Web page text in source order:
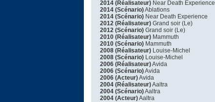
2014 (Réalisateur) Near Death Experience
2014 (Scénario)Ablations
2014 (Scénario) Near Death Experience
2012 (Réalisateur) Grand soir (Le)
2012 (Scénario) Grand soir (Le)
2010 (Réalisateur) Mammuth
2010 (Scénario) Mammuth
2008 (Réalisateur) Louise-Michel
2008 (Scénario) Louise-Michel
2006 (Réalisateur)Avida
2006 (Scénario)Avida
2006 (Acteur)Avida
2004 (Réalisateur)Aaltra
2004 (Scénario)Aaltra
2004 (Acteur)Aaltra